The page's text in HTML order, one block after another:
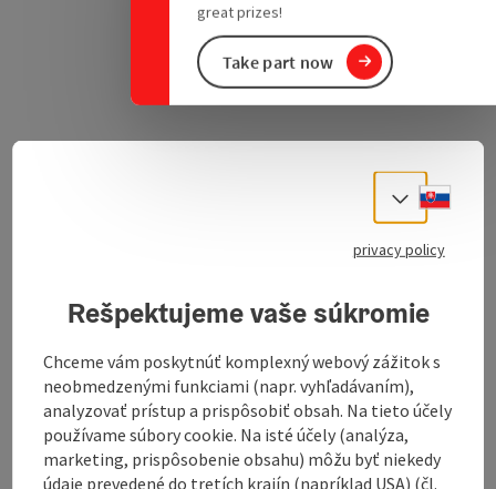
great prizes!
Take part now
Hammersdorfstraße - Pratsdorfstraße -
Send inquiry
To the website
Select
privacy policy
Rešpektujeme vaše súkromie
Chceme vám poskytnúť komplexný webový zážitok s
neobmedzenými funkciami (napr. vyhľadávaním),
analyzovať prístup a prispôsobiť obsah. Na tieto účely
používame súbory cookie. Na isté účely (analýza,
marketing, prispôsobenie obsahu) môžu byť niekedy
údaje prevedené do tretích krajín (napríklad USA) (čl.